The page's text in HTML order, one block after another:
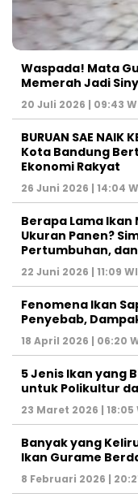
Waspada! Mata
Memerah Jadi
20 Juli 2026 | 09:43
BURUAN SAE
Kota Bandung
Ekonomi Rakyat
26 Juni 2026 | 14:04
Berapa Lama Ikan
Ukuran Panen?
Pertumbuhan,
22 Juni 2026 | 11:09
Fenomena Ikan
Penyebab,
18 April 2026 | 06:20
5 Jenis Ikan yang
untuk Polikultur
23 Maret 2026 | 18:05
Banyak yang
Ikan Gurame
8 Februari 2026 |